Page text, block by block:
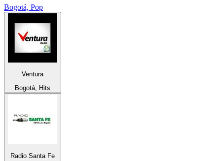
Bogotá, Pop
Ventura
Bogotá, Hits
Radio Santa Fe